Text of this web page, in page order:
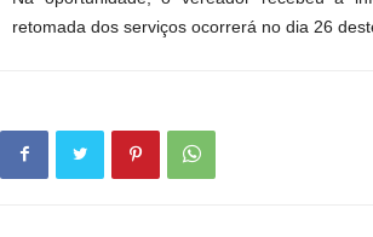
retomada dos serviços ocorrerá no dia 26